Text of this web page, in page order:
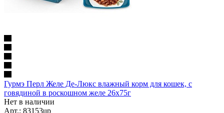
Гурмэ Перл Желе Де-Люкс влажный корм для кошек, с
говядиной в роскошном желе 26х75г
Нет в наличии
Арт.: 83153up